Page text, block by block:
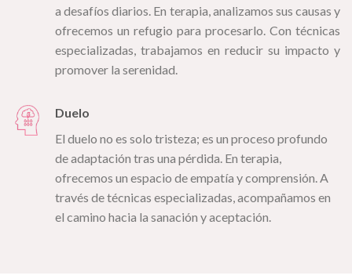
a desafíos diarios. En terapia, analizamos sus causas y
ofrecemos un refugio para procesarlo. Con técnicas
especializadas, trabajamos en reducir su impacto y
promover la serenidad.
Duelo
El duelo no es solo tristeza; es un proceso profundo
de adaptación tras una pérdida. En terapia,
ofrecemos un espacio de empatía y comprensión. A
través de técnicas especializadas, acompañamos en
el camino hacia la sanación y aceptación.